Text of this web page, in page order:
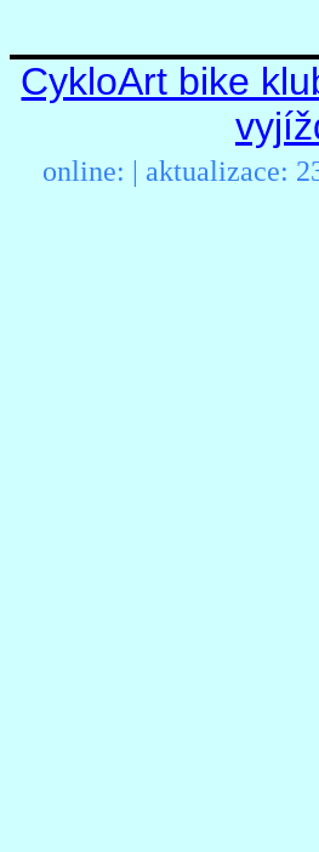
CykloArt bike
online: | aktualizace: